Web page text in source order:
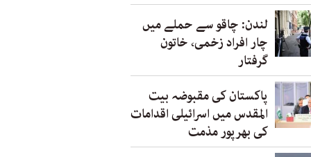
لندن: چاقو سے حملے میں
چار افراد زخمی، خاتون
گرفتار
پاکستان کی مقبوضہ بیت
المقدس میں اسرائیلی اقدامات
کی بھرپور مذمت